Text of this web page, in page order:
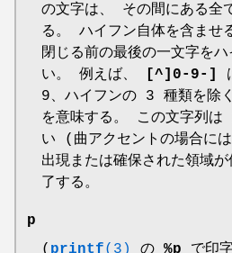
の文字は、 その間にある全
る。 ハイフン自体を含ませ
閉じる前の最後の一文字を
い。 例えば、
[^]0-9-]
9、ハイフンの 3 種類を除
を意味する。 この文字列は
い (曲アクセントの場合に
出現または確保された領域
了する。
p
( printf(3) の %p で印